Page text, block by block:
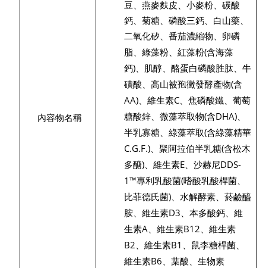
內容物名稱
豆、燕麥麩皮、小麥粉、碳酸
鈣、菊糖、磷酸三鈣、白山藥、
二氧化矽、番茄濃縮物、卵磷
脂、綠藻粉、紅藻粉(含海藻
鈣)、肌醇、酪蛋白磷酸胜肽、牛
磺酸、高山被孢黴發酵產物(含
AA)、維生素C、焦磷酸鐵、葡萄
糖酸鋅、微藻萃取物(含DHA)、
半乳寡糖、綠藻萃取(含綠藻精華
C.G.F.)、聚阿拉伯半乳糖(含松木
多醣)、維生素E、沙赫尼DDS-
1™專利乳酸菌(嗜酸乳酸桿菌、
比菲德氏菌)、水解酵素、菸鹼醯
胺、維生素D3、本多酸鈣、維
生素A、維生素B12、維生素
B2、維生素B1 、鼠李糖桿菌、
維生素B6、葉酸、生物素